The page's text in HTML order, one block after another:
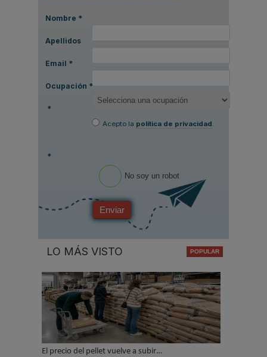
Nombre *
Apellidos
Email *
Ocupación *
*
Acepto la política de privacidad.
*
No soy un robot
Enviar
LO MÁS VISTO
El precio del pellet vuelve a subir…